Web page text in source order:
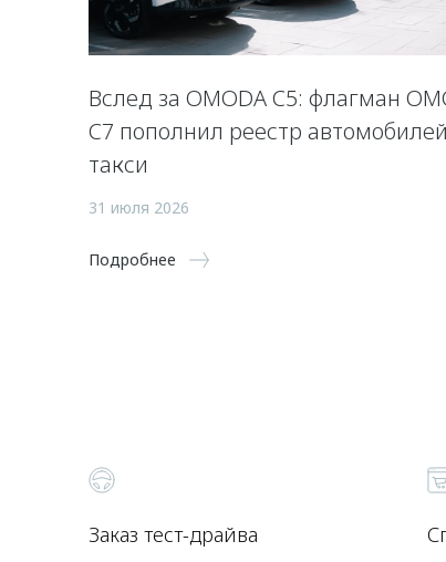
Вслед за OMODA C5: флагман
C7 пополнил реестр
такси
31 июля 2026
Подробнее
Заказ тест-драйва